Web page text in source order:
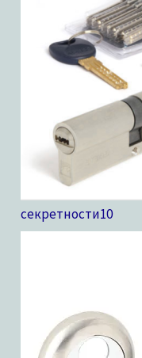
секретности10